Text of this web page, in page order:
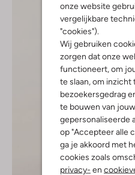
onze website
vergelijkbare
"cookies").
Wij gebruiken
zorgen dat onze
functioneert, om
te slaan, om inzicht
bezoekersgedrag
te bouwen van
gepersonaliseerde
op "Accepteer alle
ga je akkoord met
cookies zoals
privacy- en